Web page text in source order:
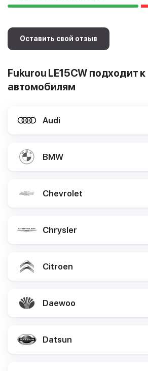
Оставить свой отзыв
Fukurou LE15CW подходит к
автомобилям
Audi
BMW
Chevrolet
Chrysler
Citroen
Daewoo
Datsun